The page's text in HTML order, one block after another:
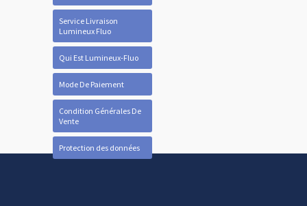
Service Livraison
Lumineux Fluo
Qui Est Lumineux-Fluo
Mode De Paiement
Condition Générales De
Vente
Protection des données